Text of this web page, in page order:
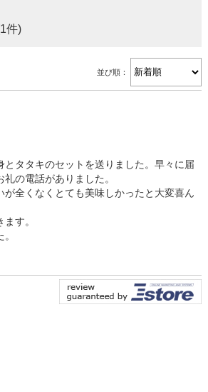
件)
並び順：
とタタキのセットを送りました。早々に届
の電話がありました。
が全くなくとても美味しかったと大変喜ん
す。